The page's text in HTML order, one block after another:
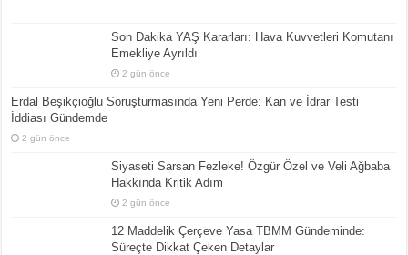
Son Dakika YAŞ Kararları: Hava Kuvvetleri Komutanı
Emekliye Ayrıldı
2 gün önce
Erdal Beşikçioğlu Soruşturmasında Yeni Perde: Kan ve İdrar Testi
İddiası Gündemde
2 gün önce
Siyaseti Sarsan Fezleke! Özgür Özel ve Veli Ağbaba
Hakkında Kritik Adım
2 gün önce
12 Maddelik Çerçeve Yasa TBMM Gündeminde:
Süreçte Dikkat Çeken Detaylar